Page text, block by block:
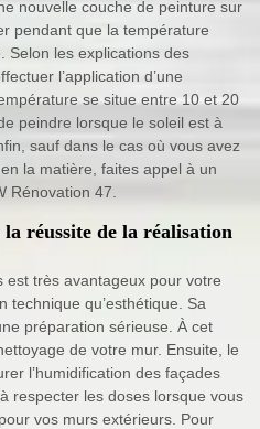
nouvelle couche de peinture sur
pendant que la température
Selon les explications des
l’application d’une
se situe entre 10 et 20
peindre lorsque le soleil est à
sauf dans le cas où vous avez
la matière, faites appel à un
Rénovation 47.
réussite de la réalisation
est très avantageux pour votre
technique qu’esthétique. Sa
préparation sérieuse. À cet
de votre mur. Ensuite, le
l’humidification des façades
respecter les doses lorsque vous
vos murs extérieurs. Pour